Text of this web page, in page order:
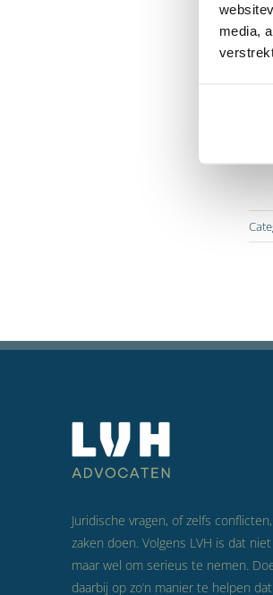
media,
Juridische vragen, of zelfs
zaken doen. Volgens LVH is dat
maar wel om serieus te nemen.
daarbij op zo’n manier te helpen